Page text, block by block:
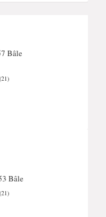
Bâle
(21)
Bâle
(21)